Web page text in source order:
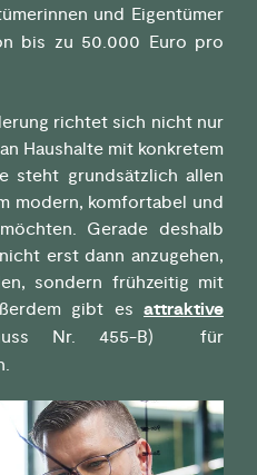
und Eigentümer
bis zu 50.000 Euro pro
richtet sich nicht nur
Haushalte mit konkretem
steht grundsätzlich allen
modern, komfortabel und
Gerade deshalb
erst dann anzugehen,
sondern frühzeitig mit
gibt es attraktive
Nr. 455-B) für